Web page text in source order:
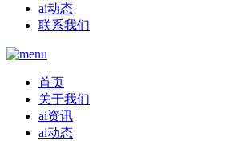
ai动态
联系我们
首页
关于我们
ai资讯
ai动态